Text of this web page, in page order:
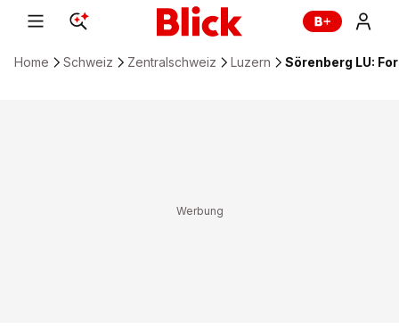
Home Schweiz Zentralschweiz Luzern Sörenberg LU: